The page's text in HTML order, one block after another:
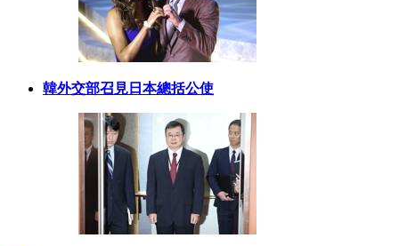
韓外交部召見日本總括公使